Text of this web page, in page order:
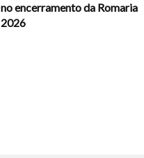
no encerramento da Romaria
2026